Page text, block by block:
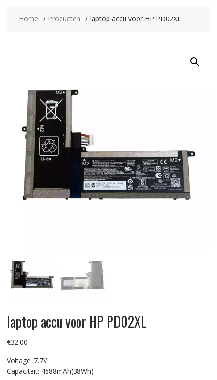
Home Producten laptop accu voor HP PD02XL
laptop accu voor HP PD02XL
€32.00
Voltage: 7.7V
Capaciteit: 4688mAh(38Wh)